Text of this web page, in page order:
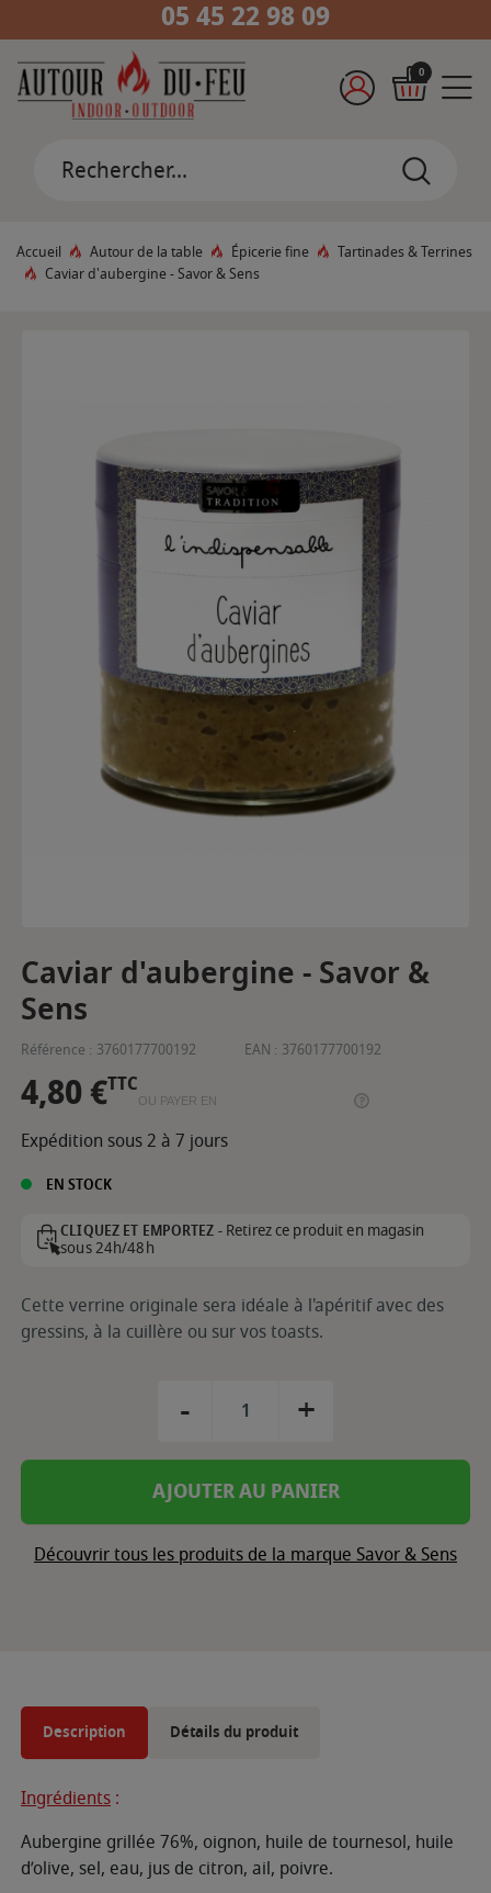
05 45 22 98 09
0
Accueil Autour de la table Épicerie fine
Tartinades & Terrines
Caviar d'aubergine - Savor & Sens
Caviar d'aubergine - Savor &
Sens
Référence : 3760177700192 EAN : 3760177700192
4,80 €TTC
OU PAYER EN
Expédition sous 2 à 7 jours
EN STOCK
CLIQUEZ ET EMPORTEZ -Retirez ce produit en magasin
sous 24h/48h
Cette verrine originale sera idéale à l'apéritif avec des
gressins, à la cuillère ou sur vos toasts.
- +
AJOUTER AU PANIER
Découvrir tous les produits de la marque Savor & Sens
Description Détails du produit
Ingrédients :
Aubergine grillée 76%, oignon, huile de tournesol, huile
d’olive, sel, eau, jus de citron, ail, poivre.